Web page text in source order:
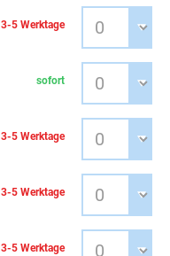
3-5 Werktage
sofort
3-5 Werktage
3-5 Werktage
3-5 Werktage